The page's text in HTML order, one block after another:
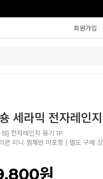
회원가입
세라믹 전자레인
] 전자레인지 용기 1P
콘 미니 찜채반 미포함 ( 별도 구매
원